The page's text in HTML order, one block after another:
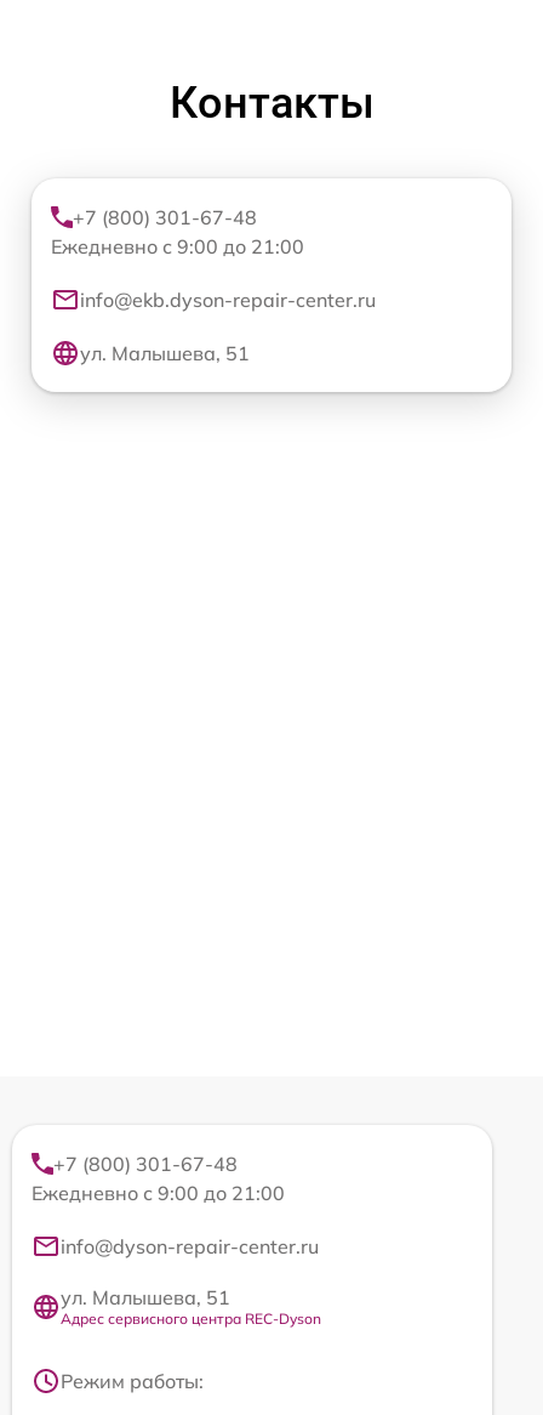
Контакты
+7 (800) 301-67-48
Ежедневно с 9:00 до 21:00
info@ekb.dyson-repair-center.ru
ул. Малышева, 51
+7 (800) 301-67-48
Ежедневно с 9:00 до 21:00
info@dyson-repair-center.ru
ул. Малышева, 51
Адрес сервисного центра REC-Dyson
Режим работы: